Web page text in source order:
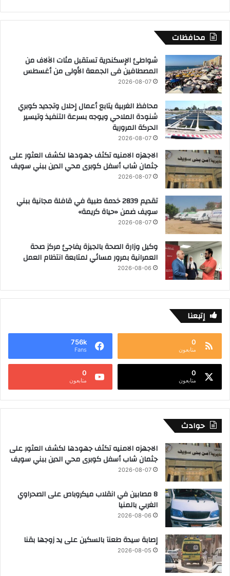
ط
ب
ي
ق
ن
ظ
ا
م
ل
ب
ك
ا
ل
و
ر
ي
ا
ا
ل
م
ر
ة
.
محافظات
شواطئ الإسكندرية تستقبل مئات الآلاف من
المصطافين فى الجمعة الأولى من أغسطس
2026-08-07
محافظ الغربية يتابع أعمال إحلال وتجديد كوبري
شنودة الملاحي ويوجه بسرعة التنفيذ وتيسير
الحركة المرورية
2026-08-07
الاجهزه الامنيه تكثف جهودها لكشف العثور على
جثمان شاب أسفل كوبرى محي الدين ببني سويف
2026-08-07
تقديم 2839 خدمة طبية في قافلة مجانية ببني
سويف ضمن «حياة كريمة»
2026-08-07
وكيل وزارة الصحة بالجيزة يفاجئ مركز صحة
العمرانية بمرور مسائي لمتابعة انتظام العمل
2026-08-06
إتبعنا
0
متابعون
756k
Fans
0
متابعون
0
متابعون
حوادث
الاجهزه الامنيه تكثف جهودها لكشف العثور على
جثمان شاب أسفل كوبرى محي الدين ببني سويف
2026-08-07
8 مصابين في انقلاب ميكروباص على الصحراوي
الغربي بالمنيا
2026-08-06
إصابة سيدة طعنآ بالسكين على يد زوجها بقنا
2026-08-05